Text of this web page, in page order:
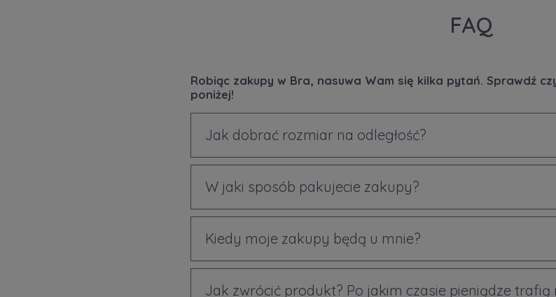
FAQ
Robiąc zakupy w Bra, nasuwa Wam się kilka pytań. Sprawdź
poniżej!
Jak dobrać rozmiar na odległość?
W jaki sposób pakujecie zakupy?
Kiedy moje zakupy będą u mnie?
Jak zwrócić produkt? Po jakim czasie pieniądze